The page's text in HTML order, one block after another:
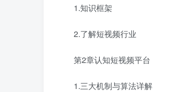
1.知识框架
2.了解短视频行业
第2章认知短视频平台
1.三大机制与算法详解